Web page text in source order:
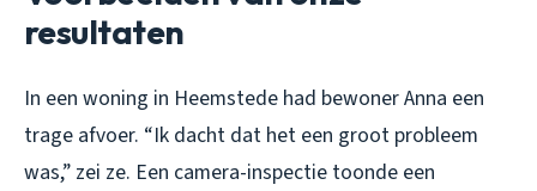
resultaten
In een woning in Heemstede had bewoner Anna een
trage afvoer. “Ik dacht dat het een groot probleem
was,” zei ze. Een camera-inspectie toonde een